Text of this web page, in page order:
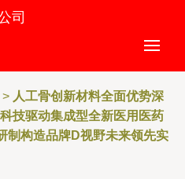
司
> 人工骨创新材料全面优势深
技驱动集成型全新医用医药
制构造品牌D视野未来领先实